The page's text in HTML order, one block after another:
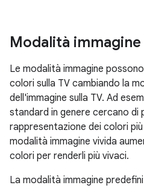
Modalità immagine
Le modalità immagine
colori sulla TV cambiando la
dell'immagine sulla TV. Ad
standard in genere cercano di
rappresentazione dei colori
modalità immagine vivida
colori per renderli più vivaci.
La modalità immagine